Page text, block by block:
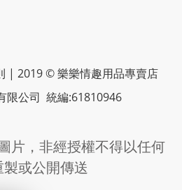
| 2019 © 樂樂情趣用品專賣店
限公司 統編:61810946
片，非經授權不得以任何
或公開傳送